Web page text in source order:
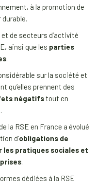
à la promotion de
durable.
de secteurs d’activité
ainsi que les parties
.
sur la société et
qu’elles prennent des
négatifstout en
la RSE en France a évolué
d’obligations de
les pratiques sociales et
.
dédiées à la RSE